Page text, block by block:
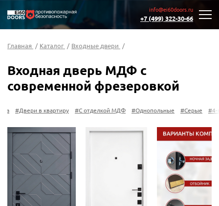
info@ei60doors.ru
+7 (499) 322-30-66
Главная / Каталог / Входные двери /
Входная дверь МДФ с
современной фрезеровкой
#Двери в квартиру #С отделкой МДФ #Однопольные #Серые #4-го